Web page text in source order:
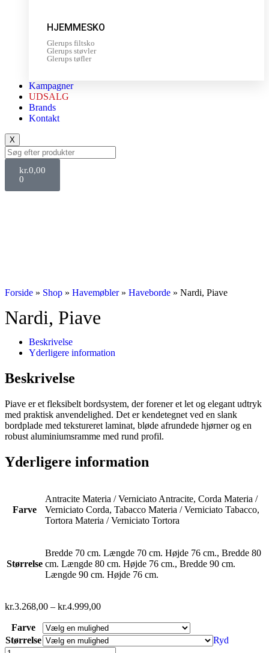
HJEMMESKO
Glerups filtsko
Glerups støvler
Glerups tøfler
Kampagner
UDSALG
Brands
Kontakt
X
kr.0,00
0
Forside » Shop » Havemøbler» Haveborde » Nardi, Piave
Nardi, Piave
Beskrivelse
Yderligere information
Beskrivelse
Piave er et fleksibelt bordsystem, der forener et let og elegant udtryk
med praktisk anvendelighed. Det er kendetegnet ved en slank
bordplade med tekstureret laminat, bløde afrundede hjørner og en
robust aluminiumsramme med rund profil.
Yderligere information
Farve
Antracite Materia / Verniciato Antracite, Corda Materia /
Verniciato Corda, Tabacco Materia / Verniciato Tabacco,
Tortora Materia / Verniciato Tortora
Størrelse
Bredde 70 cm. Længde 70 cm. Højde 76 cm., Bredde 80
cm. Længde 80 cm. Højde 76 cm., Bredde 90 cm.
Længde 90 cm. Højde 76 cm.
kr.3.268,00 – kr.4.999,00
Farve
Størrelse
Ryd